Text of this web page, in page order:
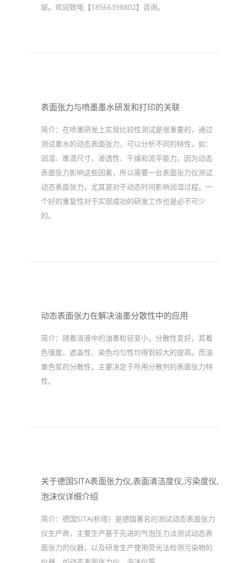
层。欢迎致电【18566398802】咨询。
表面张力与喷墨墨水研发和打印的关联
简介： 在喷墨研发上实现比较性测试是很重要的，通过
测试墨水的动态表面张力，可以分析不同的特性，如：
润湿、墨滴尺寸、渗透性、干燥和流平能力。因为动态
表面张力影响这些因素，所以需要一台表面张力仪测试
动态表面张力，尤其是对于动态时间影响润湿过程。一
个好的重复性对于实现成功的研发工作也是必不可少
的。
动态表面张力在解决油墨分散性中的应用
简介： 随着溶液中的油墨粒径变小，分散性变好，其着
色强度、遮盖性、染色均匀性均得到较大的提高。而油
墨色浆的分散性，主要决定于所用分散剂的表面张力特
性。
关于德国SITA表面张力仪,表面清洁度仪,污染度仪,
泡沫仪详细介绍
简介： 德国SITA(析塔）是德国著名的测试动态表面张力
仪生产商，主要生产基于先进的气泡压力法测试动态表
面张力的仪器，以及研发生产使用荧光法检测污染物的